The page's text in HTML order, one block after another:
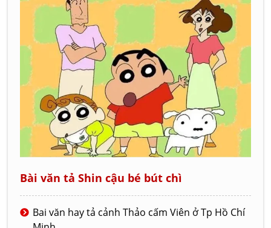
Bài văn tả Shin cậu bé bút chì
Bai văn hay tả cảnh Thảo cấm Viên ở Tp Hồ Chí